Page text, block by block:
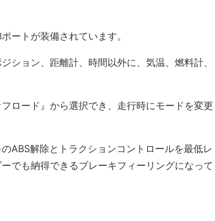
ートが装備されています。
ション、距離計、時間以外に、気温、燃料計、
ロード』から選択でき、走行時にモードを変更
ABS解除とトラクションコントロールを最低レ
でも納得できるブレーキフィーリングになって